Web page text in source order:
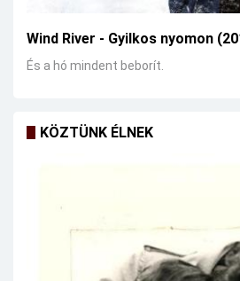
Wind River - Gyilkos nyomon
És a hó mindent beborít.
KÖZTÜNK ÉLNEK